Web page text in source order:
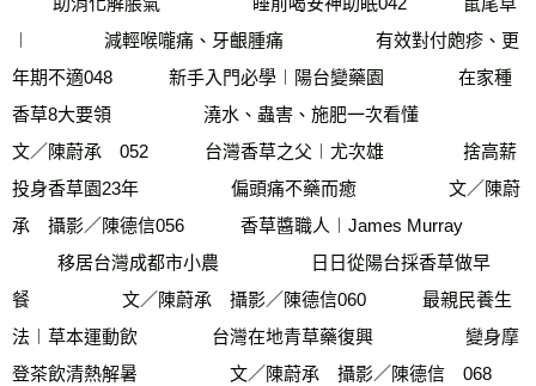
︱       　　 減輕喉嚨痛、牙齦腫痛　       　　 有效對付皰疹、更
年期不適048　        新手入門必學︱陽台變藥園       　　 在家種
香草8大要領　       　　 澆水、蟲害、施肥一次看懂
文／陳蔚承　052　        台灣香草之父︱尤次雄        　　 捨高薪
投身香草園23年　       　　 偏頭痛不藥而癒　        　　文／陳蔚
承　攝影／陳德信056　        香草醬職人︱James Murray
移居台灣成都市小農　      　　  日日從陽台採香草做早
餐　       　　 文／陳蔚承　攝影／陳德信060　        最親民養生
法︱草本運動飲       　　 台灣在地青草藥復興　       　　 變身摩
登茶飲清熱解暑　       　　 文／陳蔚承　攝影／陳德信　068